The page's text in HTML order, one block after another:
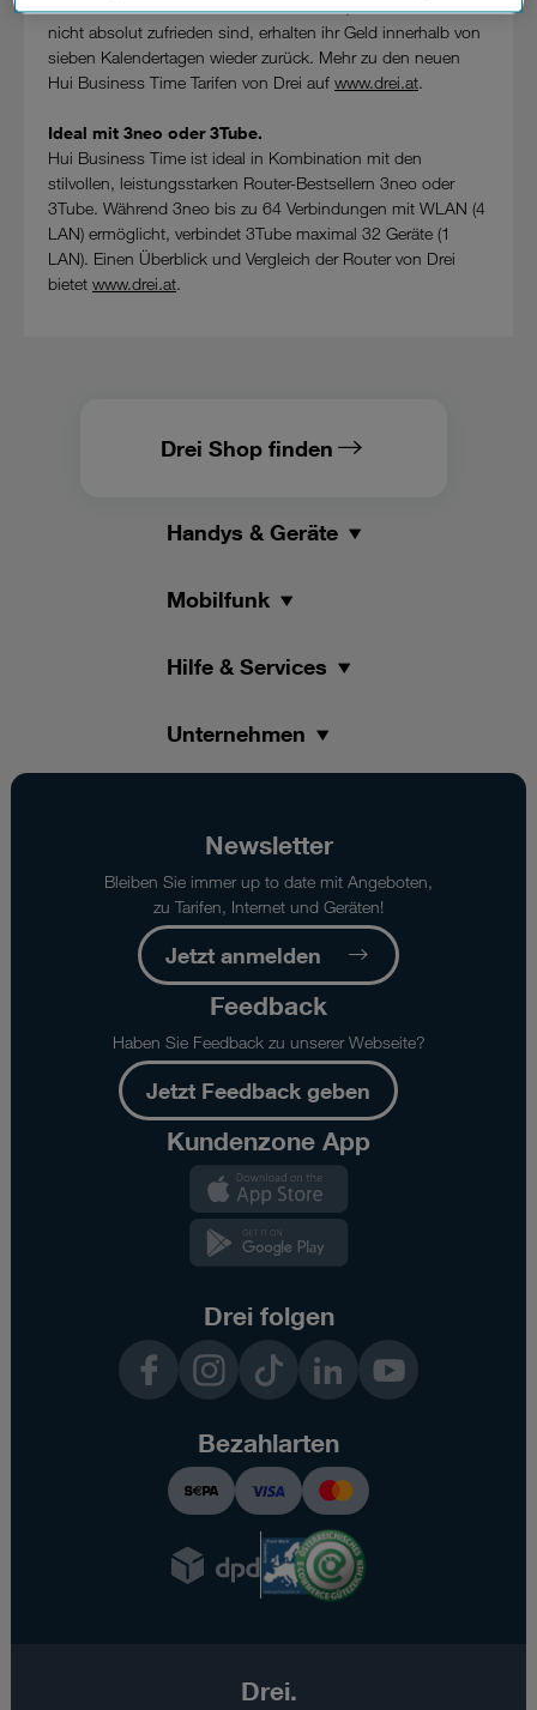
Garantie: Hui Business Time Neukunden, die mit ihrem Tarif
nicht absolut zufrieden sind, erhalten ihr Geld innerhalb von
sieben Kalendertagen wieder zurück. Mehr zu den neuen
Hui Business Time Tarifen von Drei auf www.drei.at.
Ideal mit 3neo oder 3Tube.
Hui Business Time ist ideal in Kombination mit den
stilvollen, leistungsstarken Router-Bestsellern 3neo oder
3Tube. Während 3neo bis zu 64 Verbindungen mit WLAN (4
LAN) ermöglicht, verbindet 3Tube maximal 32 Geräte (1
LAN). Einen Überblick und Vergleich der Router von Drei
bietet www.drei.at.
Drei Shop finden
Handys & Geräte
Mobilfunk
Hilfe & Services
Unternehmen
Newsletter
Bleiben Sie immer up to date mit Angeboten,
zu Tarifen, Internet und Geräten!
Jetzt anmelden
Feedback
Haben Sie Feedback zu unserer Webseite?
Jetzt Feedback geben
Kundenzone App
Drei folgen
InstagramTikTok LinkedIn YouTube
Bezahlarten
Drei.
Datenschutzniveau und es stehen keine wirksamen
Rechtsbehelfe zur Verfügung.
Cookies von Unternehmen in Drittstaaten, die ein ähnliches
(z.B. Data Privacy Framework), werden wie europäische
Unternehmen behandelt.
Wenn Sie „Nur notwendige Cookies“ wählen, dann sind für
Sie nur jene Cookies im Einsatz, die zur Funktion dieser
Website unerlässlich sind.